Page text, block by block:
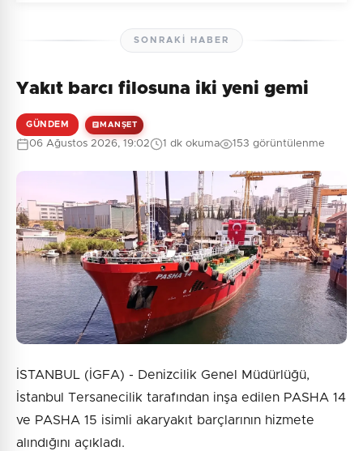
0/2000
Güvenlik Sorusu:
7 + 8 = ?
Gönder
Henüz yorum yapılmamış. İlk yorumu siz yapın!
SONRAKI HABER
Yakıt barcı filosuna iki yeni gemi
GÜNDEM MANŞET
06 Ağustos 2026, 19:02 1 dk okuma 153 görüntülenme
İSTANBUL (İGFA) - Denizcilik Genel Müdürlüğü,
İstanbul Tersanecilik tarafından inşa edilen PASHA 14
ve PASHA 15 isimli akaryakıt barçlarının hizmete
alındığını açıkladı.